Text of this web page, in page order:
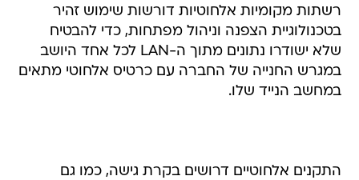
רשתות מקומיות אלחוטיות דורשות שימוש זהיר
בטכנולוגיית הצפנה וניהול מפתחות, כדי להבטיח
שלא ישודרו נתונים מתוך ה-LAN לכל אחד היושב
במגרש החנייה של החברה עם כרטיס אלחוטי מתאים
במחשב הנייד שלו.
התקנים אלחוטיים דרושים בקרת גישה, כמו גם